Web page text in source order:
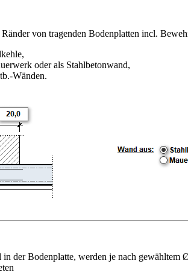
von tragenden Bodenplatten incl.
oder als Stahlbetonwand,
Wänden.
der Bodenplatte, werden je nach